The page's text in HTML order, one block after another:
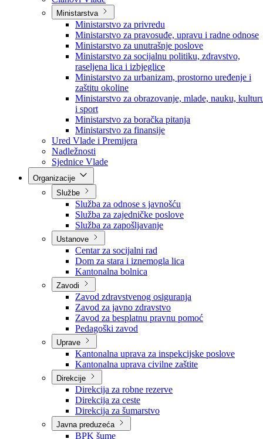
Vlada BPK Goražde
Premijer
Članovi Vlade
Ministarstva
Ministarstvo za privredu
Ministarstvo za pravosuđe, upravu i radne odnose
Ministarstvo za unutrašnje poslove
Ministarstvo za socijalnu politiku, zdravstvo,
raseljena lica i izbjeglice
Ministarstvo za urbanizam, prostorno uređenje i
zaštitu okoline
Ministarstvo za obrazovanje, mlade, nauku,
i sport
Ministarstvo za boračka pitanja
Ministarstvo za finansije
Ured Vlade i Premijera
Nadležnosti
Sjednice Vlade
Službe
Služba za odnose s javnošću
Služba za zajedničke poslove
Služba za zapošljavanje
Ustanove
Centar za socijalni rad
Dom za stara i iznemogla lica
Kantonalna bolnica
Zavodi
Zavod zdravstvenog osiguranja
Zavod za javno zdravstvo
Zavod za besplatnu pravnu pomoć
Pedagoški zavod
Uprave
Kantonalna uprava za inspekcijske poslove
Kantonalna uprava civilne zaštite
Direkcije
Direkcija za robne rezerve
Direkcija za ceste